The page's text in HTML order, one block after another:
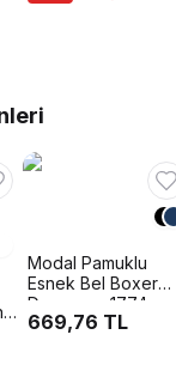
Modal Pamuklu
Esnek Bel Boxer
Doreanse 1774
669,76 TL